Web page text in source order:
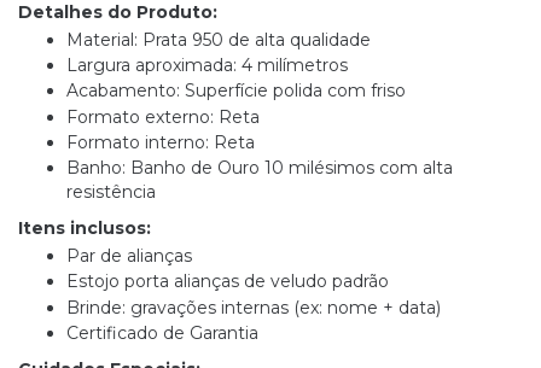
Detalhes do Produto:
Material: Prata 950 de alta qualidade
Largura aproximada: 4 milímetros
Acabamento: Superfície polida com friso
Formato externo: Reta
Formato interno: Reta
Banho: Banho de Ouro 10 milésimos com alta
resistência
Itens inclusos:
Par de alianças
Estojo porta alianças de veludo padrão
Brinde: gravações internas (ex: nome + data)
Certificado de Garantia